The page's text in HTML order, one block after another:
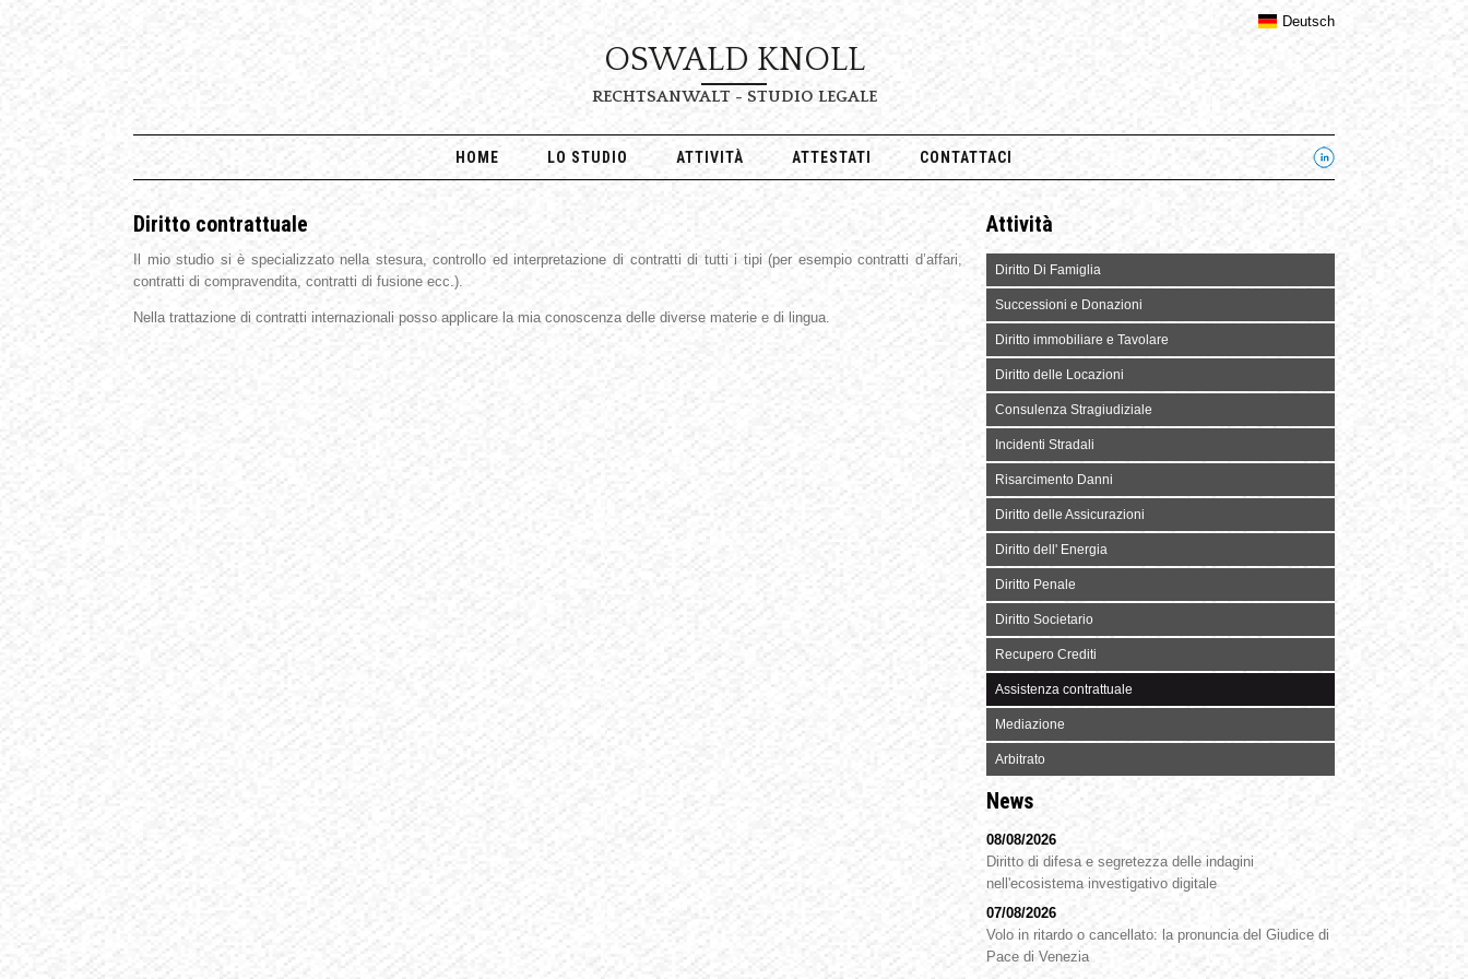
Deutsch
OSWALD KNOLL
RECHTSANWALT - STUDIO LEGALE
HOME LO STUDIO ATTIVITÀ ATTESTATI CONTATTACI
Diritto contrattuale
Il mio studio si è specializzato nella stesura, controllo ed interpretazione di contratti di tutti i tipi (per esempio contratti d’affari,
contratti di compravendita, contratti di fusione ecc.).
Nella trattazione di contratti internazionali posso applicare la mia conoscenza delle diverse materie e di lingua.
Attività
Diritto Di Famiglia
Successioni e Donazioni
Diritto immobiliare e Tavolare
Diritto delle Locazioni
Consulenza Stragiudiziale
Incidenti Stradali
Risarcimento Danni
Diritto delle Assicurazioni
Diritto dell' Energia
Diritto Penale
Diritto Societario
Recupero Crediti
Assistenza contrattuale
Mediazione
Arbitrato
News
08/08/2026
Diritto di difesa e segretezza delle indagini
nell'ecosistema investigativo digitale
07/08/2026
Volo in ritardo o cancellato: la pronuncia del Giudice di
Pace di Venezia